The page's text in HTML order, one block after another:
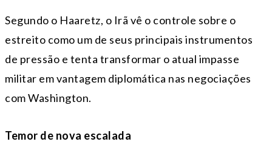
Segundo o Haaretz, o Irã vê o controle sobre o
estreito como um de seus principais instrumentos
de pressão e tenta transformar o atual impasse
militar em vantagem diplomática nas negociações
com Washington.
Temor de nova escalada